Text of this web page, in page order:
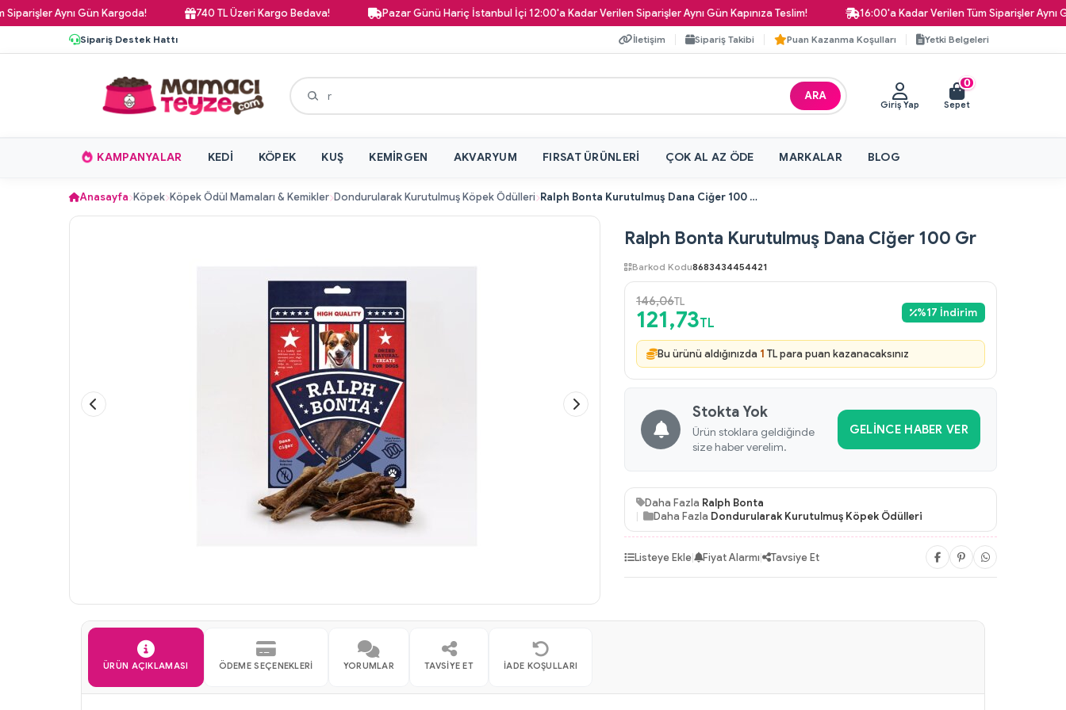
Aynı Gün Kargoda! 740 TL Üzeri Kargo Bedava! Pazar Günü Hariç İstanbul İçi 12:00'a Kadar Verilen Siparişler Aynı Gün Kapınıza Teslim! 16:00'a Kadar Verilen Tüm Siparişler Aynı Gün
Sipariş Destek Hattı İletişim Sipariş Takibi Puan Kazanma Koşulları Yetki Belgeleri
ARA
Giriş Yap
0
Sepet
KAMPANYALAR KEDI KÖPEK KUŞ KEMIRGEN AKVARYUM FIRSAT ÜRÜNLERI ÇOK AL AZ ÖDE MARKALAR BLOG
Anasayfa Köpek Köpek Ödül Mamaları & Kemikler Dondurularak Kurutulmuş Köpek Ödülleri Ralph Bonta Kurutulmuş Dana Ciğer 100 Gr
Ralph Bonta Kurutulmuş Dana Ciğer 100 Gr
Barkod Kodu8683434454421
146,06TL
121,73TL
%17 İndirim
Bu ürünü aldığınızda 1 TL para puan kazanacaksınız
Stokta Yok
Ürün stoklara geldiğinde
size haber verelim.
GELINCE HABER VER
Daha Fazla Ralph Bonta
Daha Fazla Dondurularak Kurutulmuş Köpek Ödülleri
Listeye Ekle| Fiyat Alarmı| Tavsiye Et
ÜRÜN AÇIKLAMASI ÖDEME SEÇENEKLERI YORUMLAR TAVSIYE ET İADE KOŞULLARI